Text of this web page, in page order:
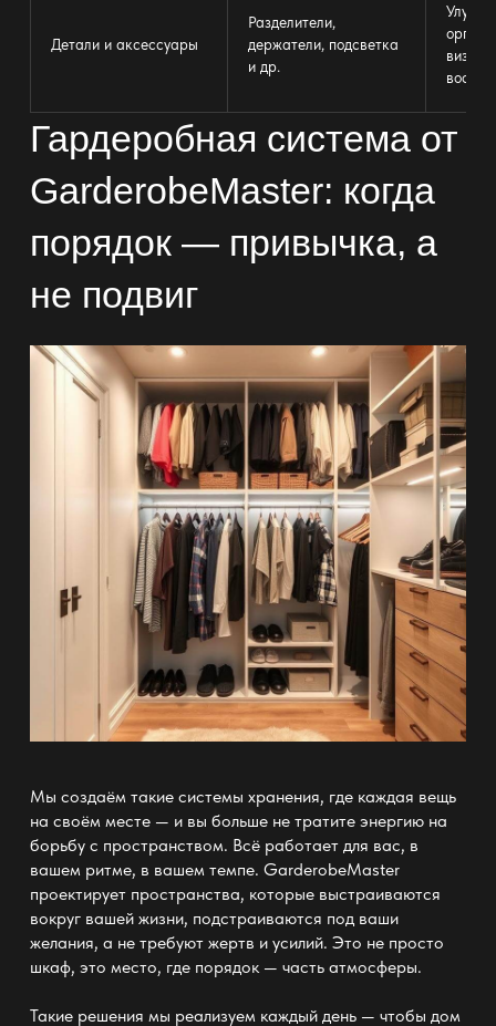
Детали и аксессуары
Разделители,
держатели, подсветка
и др.
Гардеробная система от
GarderobeMaster: когда
порядок — привычка, а
не подвиг
Мы создаём такие системы хранения, где каждая вещь
на своём месте — и вы больше не тратите энергию на
борьбу с пространством. Всё работает для вас, в
вашем ритме, в вашем темпе. GarderobeMaster
проектирует пространства, которые выстраиваются
вокруг вашей жизни, подстраиваются под ваши
желания, а не требуют жертв и усилий. Это не просто
шкаф, это место, где порядок — часть атмосферы.
Такие решения мы реализуем каждый день — чтобы дом